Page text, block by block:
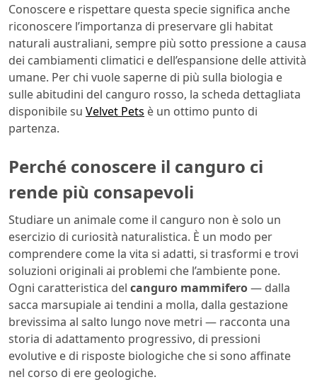
Conoscere e rispettare questa specie significa anche
riconoscere l’importanza di preservare gli habitat
naturali australiani, sempre più sotto pressione a causa
dei cambiamenti climatici e dell’espansione delle attività
umane. Per chi vuole saperne di più sulla biologia e
sulle abitudini del canguro rosso, la scheda dettagliata
disponibile su Velvet Pets è un ottimo punto di
partenza.
Perché conoscere il canguro ci
rende più consapevoli
Studiare un animale come il canguro non è solo un
esercizio di curiosità naturalistica. È un modo per
comprendere come la vita si adatti, si trasformi e trovi
soluzioni originali ai problemi che l’ambiente pone.
Ogni caratteristica del canguro mammifero— dalla
sacca marsupiale ai tendini a molla, dalla gestazione
brevissima al salto lungo nove metri — racconta una
storia di adattamento progressivo, di pressioni
evolutive e di risposte biologiche che si sono affinate
nel corso di ere geologiche.